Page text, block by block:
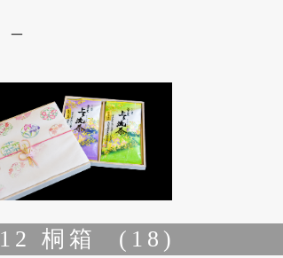
–
12 桐箱 (18)